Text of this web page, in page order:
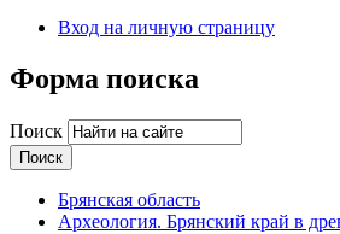
Вход на личную страницу
Форма поиска
Поиск
Брянская область
Археология. Брянский край в